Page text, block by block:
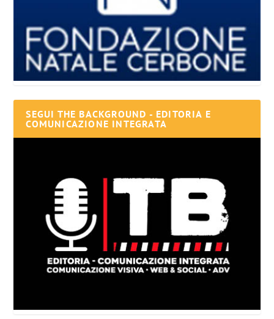
SEGUI THE BACKGROUND - EDITORIA E
COMUNICAZIONE INTEGRATA